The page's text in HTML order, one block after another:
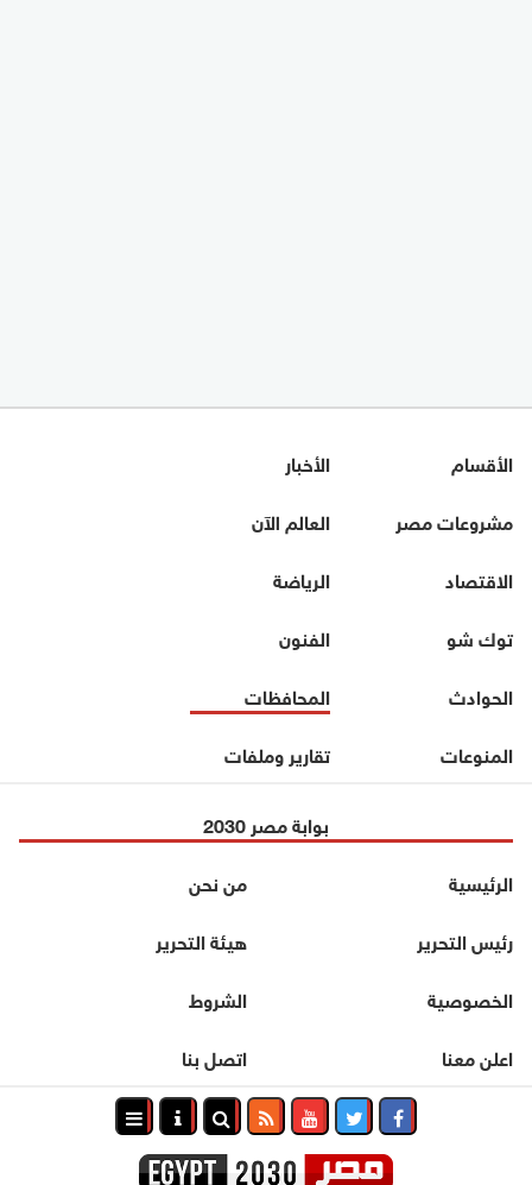
الأقسام
الأخبار
مشروعات مصر
العالم الآن
الاقتصاد
الرياضة
توك شو
الفنون
الحوادث
المحافظات
المنوعات
تقارير وملفات
بوابة مصر 2030
الرئيسية
من نحن
رئيس التحرير
هيئة التحرير
الخصوصية
الشروط
اعلن معنا
اتصل بنا